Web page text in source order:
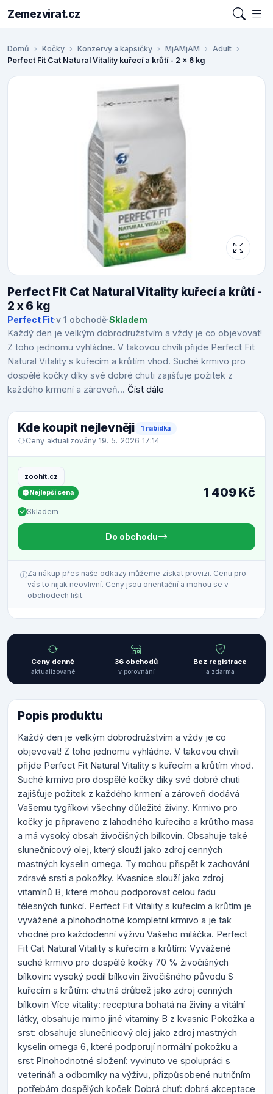
Zemezvirat.cz
Domů Kočky Konzervy a kapsičky MjAMjAM
Adult
Perfect Fit Cat Natural Vitality kuřecí a krůtí - 2 x 6 kg
Perfect Fit Cat Natural Vitality kuřecí a krůtí -
2 x 6 kg
Perfect Fit·v 1 obchodě·Skladem
Každý den je velkým dobrodružstvím a vždy je co objevovat!
Z toho jednomu vyhládne. V takovou chvíli přijde Perfect Fit
Natural Vitality s kuřecím a krůtím vhod. Suché krmivo pro
dospělé kočky díky své dobré chuti zajišťuje požitek z
každého krmení a zároveň... Číst dále
Kde koupit nejlevněji 1 nabídka
Ceny aktualizovány 19. 5. 2026 17:14
zoohit.cz
Nejlepší cena
Skladem
1 409 Kč
Do obchodu
Za nákup přes naše odkazy můžeme získat provizi. Cenu pro
vás to nijak neovlivní. Ceny jsou orientační a mohou se v
obchodech lišit.
Ceny denně
aktualizované
36 obchodů
v porovnání
Bez registrace
a zdarma
Popis produktu
Každý den je velkým dobrodružstvím a vždy je co
objevovat! Z toho jednomu vyhládne. V takovou chvíli
přijde Perfect Fit Natural Vitality s kuřecím a krůtím vhod.
Suché krmivo pro dospělé kočky díky své dobré chuti
zajišťuje požitek z každého krmení a zároveň dodává
Vašemu tygříkovi všechny důležité živiny. Krmivo pro
kočky je připraveno z lahodného kuřecího a krůtího masa
a má vysoký obsah živočišných bílkovin. Obsahuje také
slunečnicový olej, který slouží jako zdroj cenných
mastných kyselin omega. Ty mohou přispět k zachování
zdravé srsti a pokožky. Kvasnice slouží jako zdroj
vitamínů B, které mohou podporovat celou řadu
tělesných funkcí. Perfect Fit Vitality s kuřecím a krůtím je
vyvážené a plnohodnotné kompletní krmivo a je tak
vhodné pro každodenní výživu Vašeho miláčka. Perfect
Fit Cat Natural Vitality s kuřecím a krůtím: Vyvážené
suché krmivo pro dospělé kočky 70 % živočišných
bílkovin: vysoký podíl bílkovin živočišného původu S
kuřecím a krůtím: chutná drůbež jako zdroj cenných
bílkovin Více vitality: receptura bohatá na živiny a vitální
látky, obsahuje mimo jiné vitamíny B z kvasnic Pokožka a
srst: obsahuje slunečnicový olej jako zdroj mastných
kyselin omega 6, které podporují normální pokožku a
srst Plnohodnotné složení: vyvinuto ve spolupráci s
veterináři a odborníky na výživu, přizpůsobené nutričním
potřebám dospělých koček Dobrá chuť: dobrá akceptace